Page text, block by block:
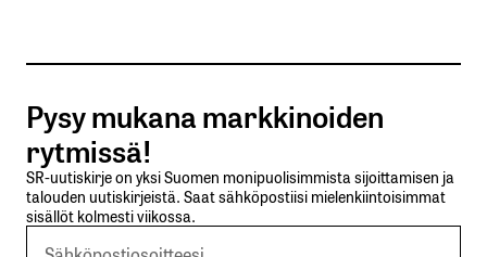
Tilaa SalkunRakentajan uutiskirje
Lähetä kommentti
Pysy mukana markkinoiden
rytmissä!
SR-uutiskirje on yksi Suomen monipuolisimmista sijoittamisen ja
talouden uutiskirjeistä. Saat sähköpostiisi mielenkiintoisimmat
sisällöt kolmesti viikossa.